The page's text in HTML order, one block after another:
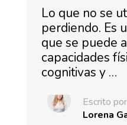
Lo que no se
perdiendo. Es
que se puede
capacidades
cognitivas y …
Escrito por
Lorena